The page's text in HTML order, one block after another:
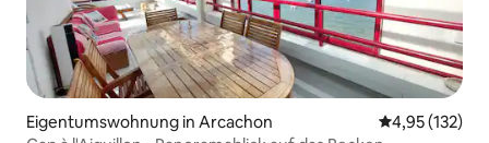
Eigentumswohnung in Arcachon
4,95 (132)